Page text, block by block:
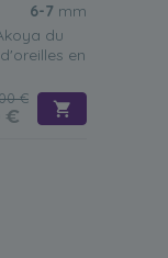
6-7 mm
du
en
€
€